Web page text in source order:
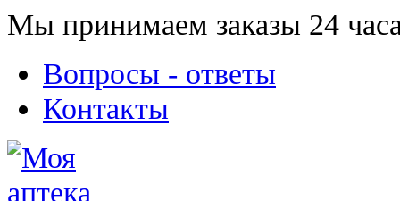
Мы принимаем заказы 24
Вопросы - ответы
Контакты